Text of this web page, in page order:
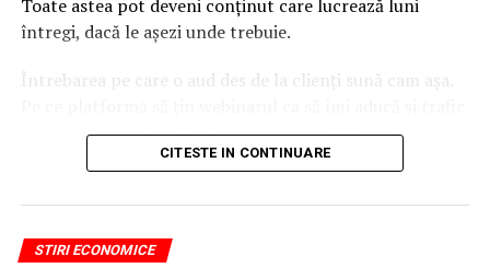
Toate astea pot deveni conținut care lucrează luni
întregi, dacă le așezi unde trebuie.
Întrebarea pe care o aud des de la clienți sună cam așa.
din Google, nu doar lead-uri pe moment? Răspunsul
scurt e că platforma contează, dar nu în felul în care
Nu cel mai tare software câștigă, ci acela care îți lasă
conținutul liber, indexabil și ușor de reutilizat. Hai să o
CITESTE IN CONTINUARE
STIRI ECONOMICE